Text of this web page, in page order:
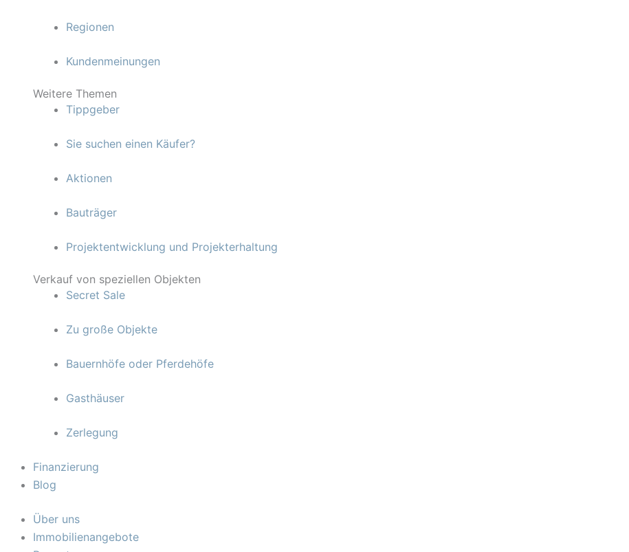
Regionen
Kundenmeinungen
Weitere Themen
Tippgeber
Sie suchen einen Käufer?
Aktionen
Bauträger
Projektentwicklung und Projekterhaltung
Verkauf von speziellen Objekten
Secret Sale
Zu große Objekte
Bauernhöfe oder Pferdehöfe
Gasthäuser
Zerlegung
Finanzierung
Blog
Über uns
Immobilienangebote